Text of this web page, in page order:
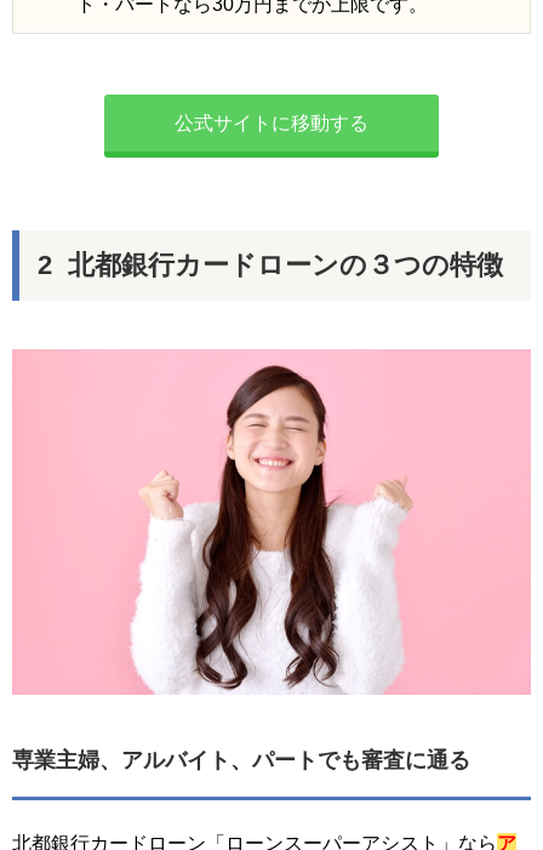
ト・パートなら30万円までが上限です。
公式サイトに移動する
北都銀行カードローンの３つの特徴
専業主婦、アルバイト、パートでも審査に通る
北都銀行カードローン「ローンスーパーアシスト」ならア